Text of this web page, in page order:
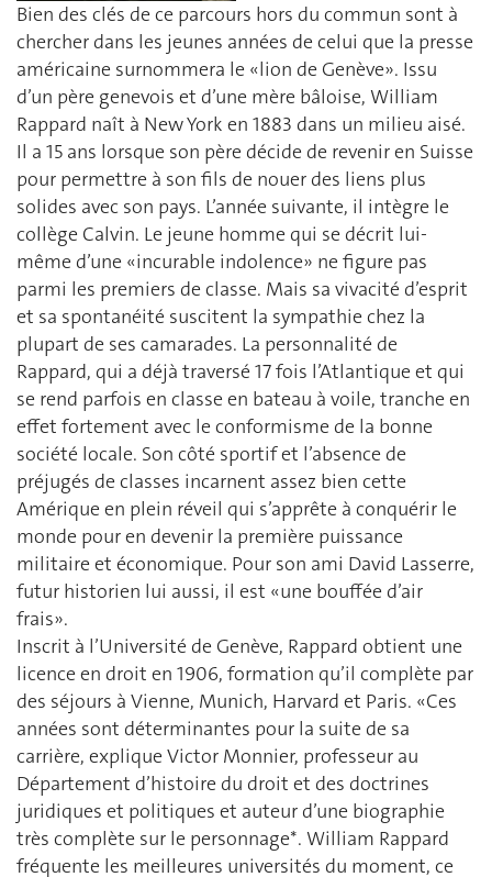
Bien des clés de ce parcours hors du commun sont à
chercher dans les jeunes années de celui que la presse
américaine surnommera le «lion de Genève». Issu
d’un père genevois et d’une mère bâloise, William
Rappard naît à New York en 1883 dans un milieu aisé.
Il a 15 ans lorsque son père décide de revenir en Suisse
pour permettre à son fils de nouer des liens plus
solides avec son pays. L’année suivante, il intègre le
collège Calvin. Le jeune homme qui se décrit lui-
même d’une «incurable indolence» ne figure pas
parmi les premiers de classe. Mais sa vivacité d’esprit
et sa spontanéité suscitent la sympathie chez la
plupart de ses camarades. La personnalité de
Rappard, qui a déjà traversé 17 fois l’Atlantique et qui
se rend parfois en classe en bateau à voile, tranche en
effet fortement avec le conformisme de la bonne
société locale. Son côté sportif et l’absence de
préjugés de classes incarnent assez bien cette
Amérique en plein réveil qui s’apprête à conquérir le
monde pour en devenir la première puissance
militaire et économique. Pour son ami David Lasserre,
futur historien lui aussi, il est «une bouffée d’air
frais».
Inscrit à l’Université de Genève, Rappard obtient une
licence en droit en 1906, formation qu’il complète par
des séjours à Vienne, Munich, Harvard et Paris. «Ces
années sont déterminantes pour la suite de sa
carrière, explique Victor Monnier, professeur au
Département d’histoire du droit et des doctrines
juridiques et politiques et auteur d’une biographie
très complète sur le personnage*. William Rappard
fréquente les meilleures universités du moment, ce